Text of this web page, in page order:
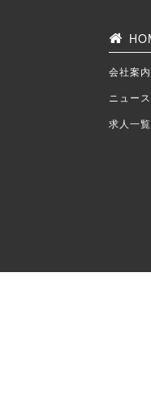
会社案内
ニュー
求人一